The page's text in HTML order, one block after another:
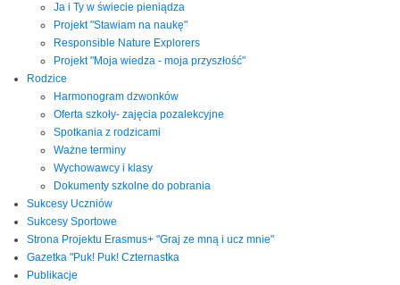
Ja i Ty w świecie pieniądza
Projekt "Stawiam na naukę"
Responsible Nature Explorers
Projekt "Moja wiedza - moja przyszłość"
Rodzice
Harmonogram dzwonków
Oferta szkoły- zajęcia pozalekcyjne
Spotkania z rodzicami
Ważne terminy
Wychowawcy i klasy
Dokumenty szkolne do pobrania
Sukcesy Uczniów
Sukcesy Sportowe
Strona Projektu Erasmus+ "Graj ze mną i ucz mnie"
Gazetka "Puk! Puk! Czternastka
Publikacje